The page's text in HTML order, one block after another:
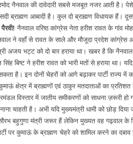
नैनवाल की दावेदारी सबसे मजबूत नजर आती
ब्राह्मण आबादी है। कुल दो ब्राह्मण विधायक हैं।
नैनवाल वरिष्ठ कांग्रेस नेता हरीश रावत के गांव
ने वहाँ से रावत के साले और मौजूदा प्रदेश कांग्रेस
अजय भट्ट को दो बार हराया था। खबर है कि
बिष्ट ने हरीश रावत को भारी मतों से हराया था।
सकता है। इन दोनों चेहरों को आगे बढ़ाकर पार्टी
क्षेत्र में ब्राह्मणों एवं ठाकुर मतदाताओं का
विस्तार में जातीय समीकरणों को साधना ज़रूरी हो
चाहती है। अभी यदि मुख्यमंत्री धामी को छोड़ दिया
बहुगुणा मंत्री जरूर हैं लेकिन मुख्यत वह गढ़वाल के
पर कुमाऊं के ब्राह्मण चेहरे को शामिल करने का दबाव